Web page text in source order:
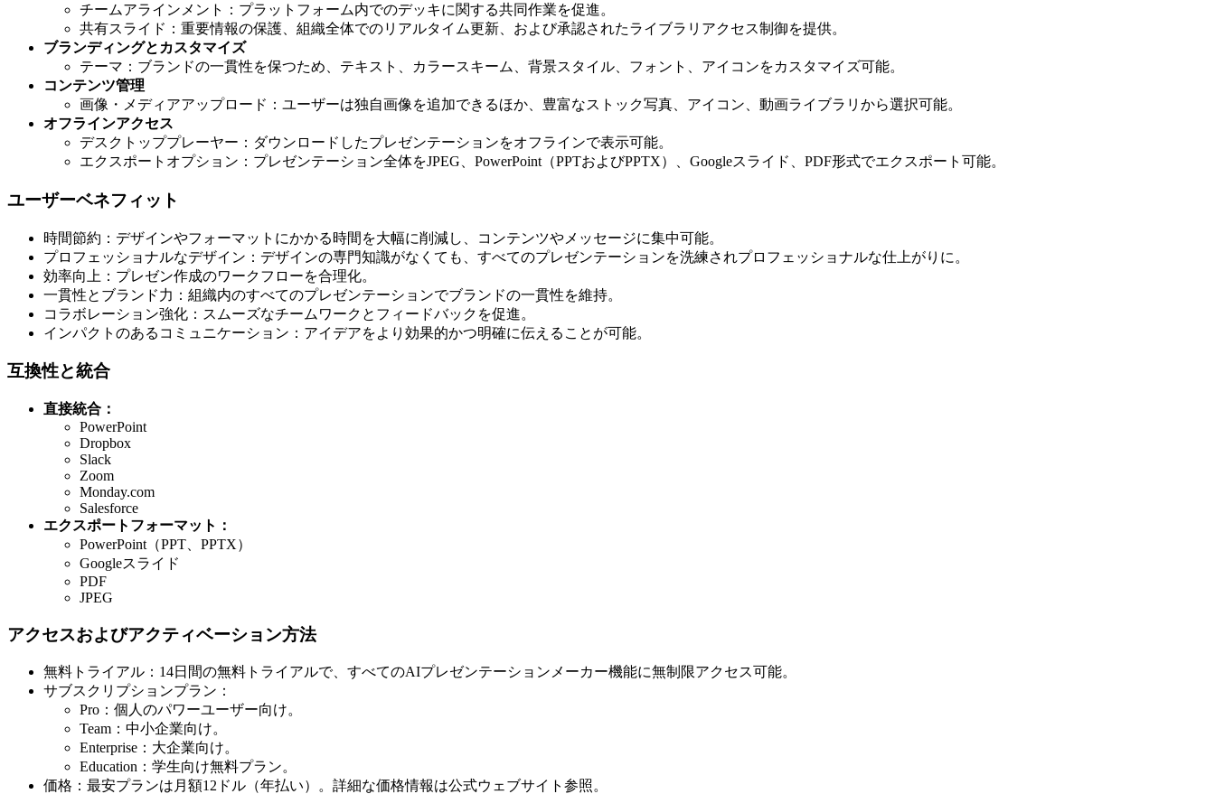
チームアラインメント：プラットフォーム内でのデッキに関する共同作業を促進。
共有スライド：重要情報の保護、組織全体でのリアルタイム更新、および承認されたライブラリアクセス制御を提供。
ブランディングとカスタマイズ
テーマ：ブランドの一貫性を保つため、テキスト、カラースキーム、背景スタイル、フォント、アイコンをカスタマイズ可能。
コンテンツ管理
画像・メディアアップロード：ユーザーは独自画像を追加できるほか、豊富なストック写真、アイコン、動画ライブラリから選択可能。
オフラインアクセス
デスクトッププレーヤー：ダウンロードしたプレゼンテーションをオフラインで表示可能。
エクスポートオプション：プレゼンテーション全体をJPEG、PowerPoint（PPTおよびPPTX）、Googleスライド、PDF形式でエクスポート可能。
ユーザーベネフィット
時間節約：デザインやフォーマットにかかる時間を大幅に削減し、コンテンツやメッセージに集中可能。
プロフェッショナルなデザイン：デザインの専門知識がなくても、すべてのプレゼンテーションを洗練されプロフェッショナルな仕上がりに。
効率向上：プレゼン作成のワークフローを合理化。
一貫性とブランド力：組織内のすべてのプレゼンテーションでブランドの一貫性を維持。
コラボレーション強化：スムーズなチームワークとフィードバックを促進。
インパクトのあるコミュニケーション：アイデアをより効果的かつ明確に伝えることが可能。
互換性と統合
直接統合：
PowerPoint
Dropbox
Slack
Zoom
Monday.com
Salesforce
エクスポートフォーマット：
PowerPoint（PPT、PPTX）
Googleスライド
PDF
JPEG
アクセスおよびアクティベーション方法
無料トライアル：14日間の無料トライアルで、すべてのAIプレゼンテーションメーカー機能に無制限アクセス可能。
サブスクリプションプラン：
Pro：個人のパワーユーザー向け。
Team：中小企業向け。
Enterprise：大企業向け。
Education：学生向け無料プラン。
価格：最安プランは月額12ドル（年払い）。詳細な価格情報は公式ウェブサイト参照。